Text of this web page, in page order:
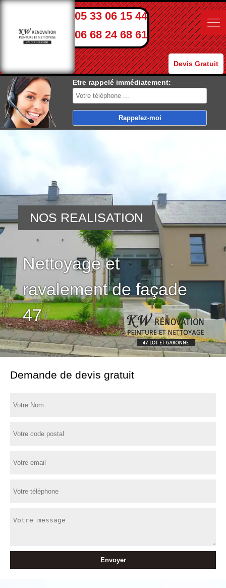
05 33 06 15 44
06 68 24 68 61
Devis Gratuit
Etre rappelé immédiatement:
Nettoyage et
ravalement de façade
47
NOS REALISATION
Demande de devis gratuit